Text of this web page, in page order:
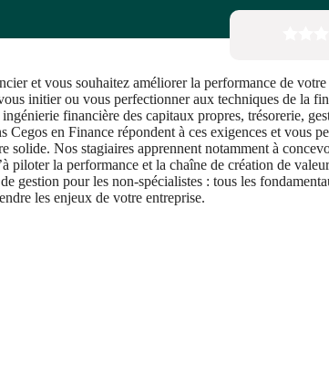
et vous souhaitez améliorer la performance de
initier ou vous perfectionner aux techniques de la
ingénierie financière des capitaux propres, trésorerie,
Cegos en Finance répondent à ces exigences et vous
solide. Nos stagiaires apprennent notamment à
piloter la performance et la chaîne de création de
gestion pour les non-spécialistes : tous les
les enjeux de votre entreprise.